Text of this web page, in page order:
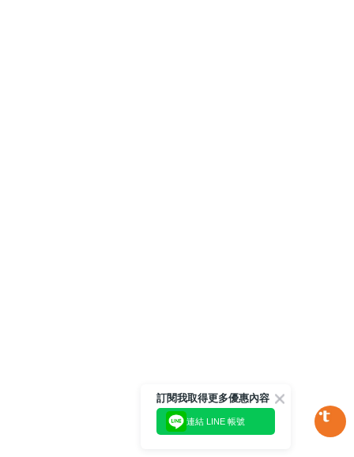
訂閱我取得更多優惠內容
連結 LINE 帳號